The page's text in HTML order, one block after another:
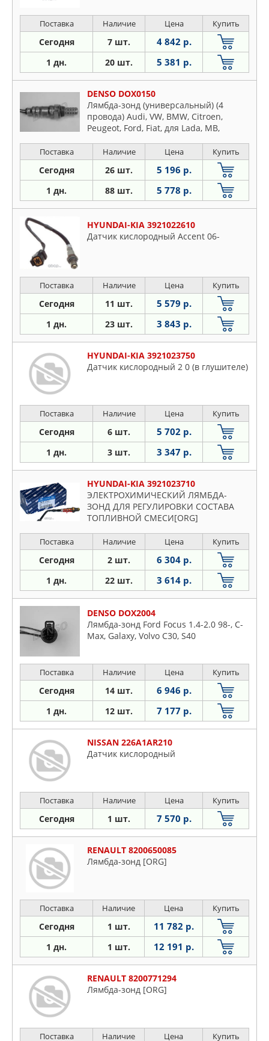
MB, Opel, Smart
Поставка Наличие Цена Купить
Сегодня 7 шт. 4 842 р.
1 дн. 20 шт. 5 381 р.
DENSO DOX0150
Лямбда-зонд (универсальный) (4
провода) Audi, VW, BMW, Citroen,
Peugeot, Ford, Fiat, для Lada, MB,
Volvo
Поставка Наличие Цена Купить
Сегодня 26 шт. 5 196 р.
1 дн. 88 шт. 5 778 р.
HYUNDAI-KIA 3921022610
Датчик кислородный Accent 06-
Поставка Наличие Цена Купить
Сегодня 11 шт. 5 579 р.
1 дн. 23 шт. 3 843 р.
HYUNDAI-KIA 3921023750
Датчик кислородный 2 0 (в глушителе)
Поставка Наличие Цена Купить
Сегодня 6 шт. 5 702 р.
1 дн. 3 шт. 3 347 р.
HYUNDAI-KIA 3921023710
ЭЛЕКТРОХИМИЧЕСКИЙ ЛЯМБДА-
ЗОНД ДЛЯ РЕГУЛИРОВКИ СОСТАВА
ТОПЛИВНОЙ СМЕСИ[ORG]
Поставка Наличие Цена Купить
Сегодня 2 шт. 6 304 р.
1 дн. 22 шт. 3 614 р.
DENSO DOX2004
Лямбда-зонд Ford Focus 1.4-2.0 98-, C-
Max, Galaxy, Volvo C30, S40
Поставка Наличие Цена Купить
Сегодня 14 шт. 6 946 р.
1 дн. 12 шт. 7 177 р.
NISSAN 226A1AR210
Датчик кислородный
Поставка Наличие Цена Купить
Сегодня 1 шт. 7 570 р.
RENAULT 8200650085
Лямбда-зонд [ORG]
Поставка Наличие Цена Купить
Сегодня 1 шт. 11 782 р.
1 дн. 1 шт. 12 191 р.
RENAULT 8200771294
Лямбда-зонд [ORG]
Поставка Наличие Цена Купить